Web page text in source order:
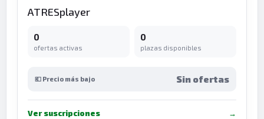
ATRESplayer
0
ofertas activas
0
plazas disponibles
💶 Precio más bajo Sin ofertas
Ver suscripciones →